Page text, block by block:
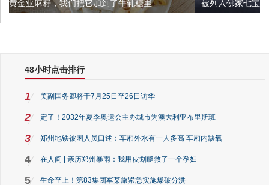
它加到了牛轧糖里 被列入佛家七宝的它到底有多美？
48小时点击排行
1 美副国务卿将于7月25日至26日访华
2 定了！2032年夏季奥运会主办城市为澳大利亚布里斯班
3 郑州地铁被困人员口述：车厢外水有一人多高 车厢内缺氧
4 在人间 | 亲历郑州暴雨：我用皮划艇救了一个孕妇
5 生命至上！第83集团军某旅紧急实施爆破分洪